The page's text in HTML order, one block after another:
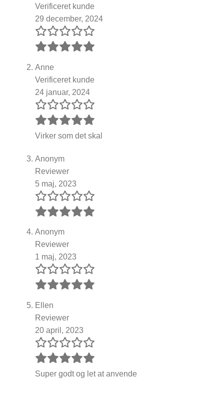
Verificeret kunde
29 december, 2024
Anne
Verificeret kunde
24 januar, 2024
Virker som det skal
Anonym
Reviewer
5 maj, 2023
Anonym
Reviewer
1 maj, 2023
Ellen
Reviewer
20 april, 2023
Super godt og let at anvende